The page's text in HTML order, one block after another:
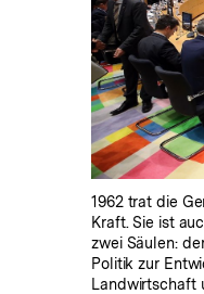
1962 trat die
Kraft. Sie ist
zwei Säulen:
Politik zur
Landwirtschaft